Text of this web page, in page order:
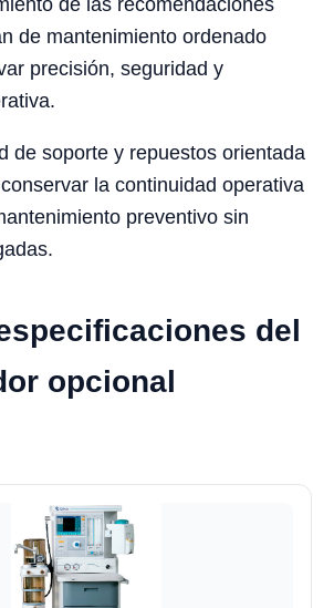
de las recomendaciones
de mantenimiento ordenado
precisión, seguridad y
de soporte y repuestos orientada
la continuidad operativa
preventivo sin
del
opcional